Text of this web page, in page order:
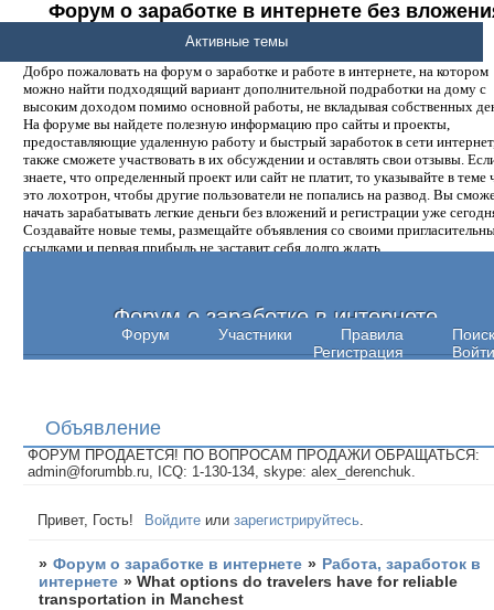
Форум о заработке в интернете без
денег.
Добро пожаловать на форум о заработке и работе в интернете, на котором
можно найти подходящий вариант дополнительной подработки на дому с
высоким доходом помимо основной работы, не вкладывая собственных
На форуме вы найдете полезную информацию про сайты и проекты,
предоставляющие удаленную работу и быстрый заработок в сети
также сможете участвовать в их обсуждении и оставлять свои отзывы.
знаете, что определенный проект или сайт не платит, то указывайте в теме
это лохотрон, чтобы другие пользователи не попались на развод. Вы
начать зарабатывать легкие деньги без вложений и регистрации уже
Создавайте новые темы, размещайте объявления со своими
ссылками и первая прибыль не заставит себя долго ждать.
Форум о заработке в интернете
Форум Участники Правила
Поиск
Регистрация
Войти
Активные темы
Объявление
ФОРУМ ПРОДАЕТСЯ! ПО ВОПРОСАМ ПРОДАЖИ ОБРАЩАТЬСЯ:
admin@forumbb.ru, ICQ: 1-130-134, skype: alex_derenchuk.
Привет, Гость! Войдите илизарегистрируйтесь
» Форум о заработке в интернете » Работа, заработок в
интернете »What options do travelers have for reliable
transportation in Manchest